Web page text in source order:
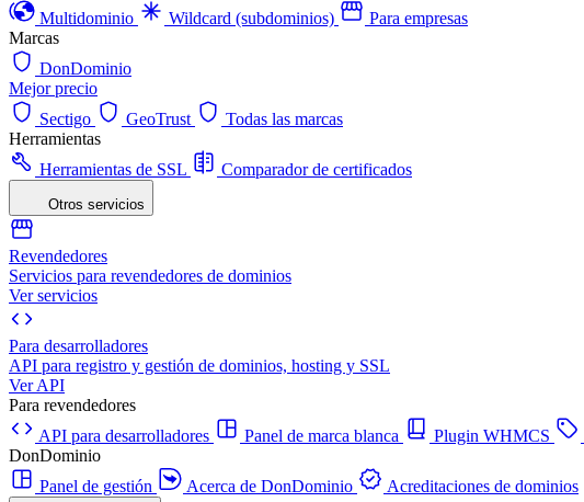
Multidominio
Wildcard (subdominios)
Para empresas
Marcas
DonDominio
Mejor precio
Sectigo
GeoTrust
Todas las marcas
Herramientas
Herramientas de SSL
Comparador de certificados
Otros servicios
Revendedores
Servicios para revendedores de dominios
Ver servicios
Para desarrolladores
API para registro y gestión de dominios, hosting y SSL
Ver API
Para revendedores
API para desarrolladores
Panel de marca blanca Plugin WHMCS
DonDominio
Panel de gestión
Acerca de DonDominio Acreditaciones de dominios